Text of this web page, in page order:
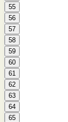
55
56
57
58
59
60
61
62
63
64
65